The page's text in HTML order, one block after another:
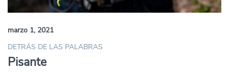
marzo 1, 2021
DETRÁS DE LAS PALABRAS
Pisante